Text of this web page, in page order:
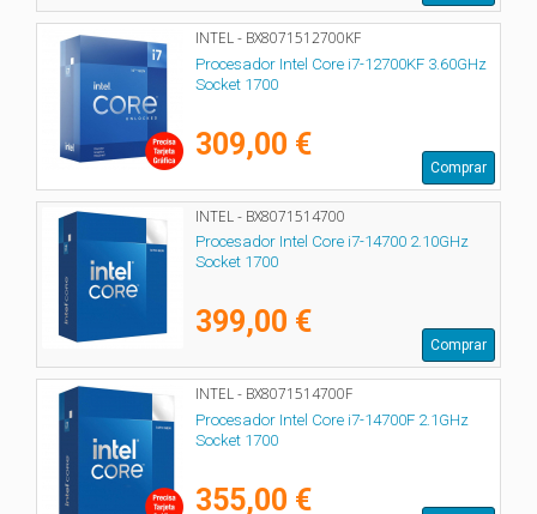
INTEL - BX8071512700KF
Procesador Intel Core i7-12700KF 3.60GHz
Socket 1700
309,00 €
Comprar
INTEL - BX8071514700
Procesador Intel Core i7-14700 2.10GHz
Socket 1700
399,00 €
Comprar
INTEL - BX8071514700F
Procesador Intel Core i7-14700F 2.1GHz
Socket 1700
355,00 €